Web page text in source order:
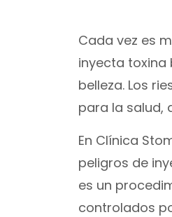
Cada vez es
inyecta toxina
belleza. Los
para la salud,
En Clínica
peligros de
es un
controlados